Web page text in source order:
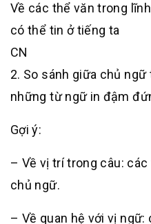
Về các thể văn trong
có thể tin ở tiếng ta
CN
2. So sánh giữa chủ
những từ ngữ in đậm
Gợi ý:
– Về vị trí trong câu:
chủ ngữ.
– Về quan hệ với vị